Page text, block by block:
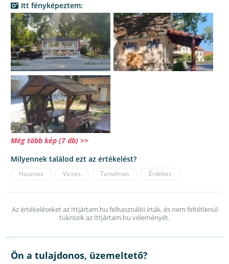
Itt fényképeztem:
Még több kép (7 db) >>
Milyennek találod ezt az értékelést?
Hasznos Vicces Tartalmas Érdekes
Az értékeléseket az Ittjártam.hu felhasználói írták, és nem feltétlenül
tükrözik az Ittjártam.hu véleményét.
Ön a tulajdonos, üzemeltető?